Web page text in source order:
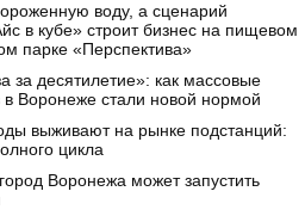
воду, а сценарий
в кубе» строит бизнес на пищевом
парке «Перспектива»
за десятилетие»: как массовые
в Воронеже стали новой нормой
выживают на рынке подстанций:
цикла
Воронежа может запустить